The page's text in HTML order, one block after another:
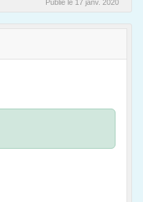
Publié le 17 janv. 2020